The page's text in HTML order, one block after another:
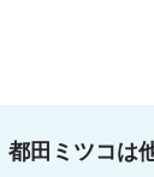
都田ミツコは